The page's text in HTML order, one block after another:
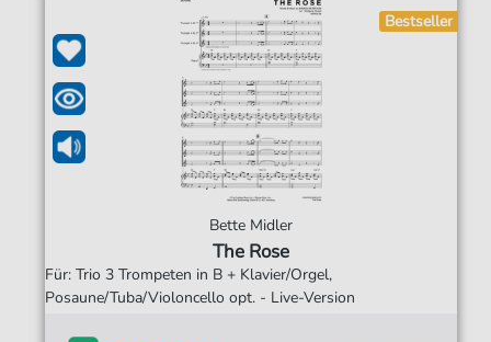
Bestseller
Bette Midler
The Rose
Für: Trio 3 Trompeten in B + Klavier/Orgel,
Posaune/Tuba/Violoncello opt. - Live-Version